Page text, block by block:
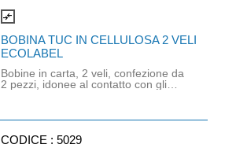
compare_arrows
BOBINA TUC IN CELLULOSA 2 VELI
ECOLABEL
Bobine in carta, 2 veli, confezione da
2 pezzi, idonee al contatto con gli
Strappo: H24,8 x 22 cm. Gr/mq: 21.
ECOLABEL e FSC.
CODICE :5029